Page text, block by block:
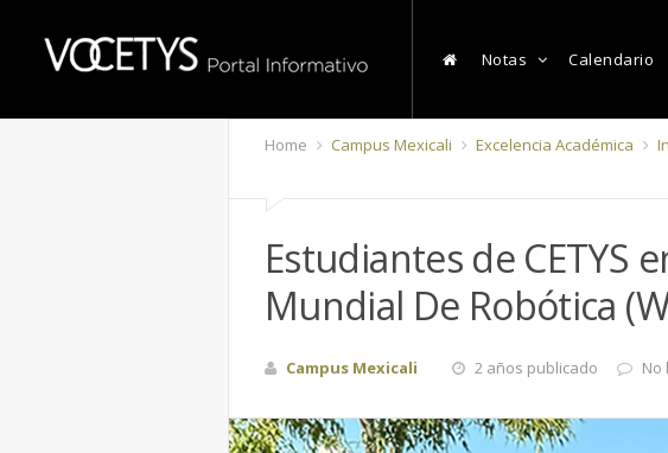
Notas Calendario
Home Campus Mexicali Excelencia Académica
Estudiantes de CETYS
Mundial De Robótica
Campus Mexicali 2 años publicado No